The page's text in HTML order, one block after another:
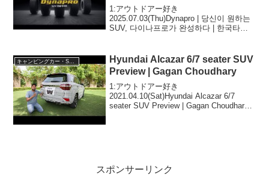
1:アウトドアー好き
2025.07.03(Thu)Dynapro | 당신이 원하는
SUV, 다이나프로가 완성하다 | 한국타이
2025.07.03(Thu)この動画は注目で...
Hyundai Alcazar 6/7 seater SUV
Preview | Gagan Choudhary
1:アウトドアー好き
2021.04.10(Sat)Hyundai Alcazar 6/7
seater SUV Preview | Gagan Choudhary
スポンサーリンク